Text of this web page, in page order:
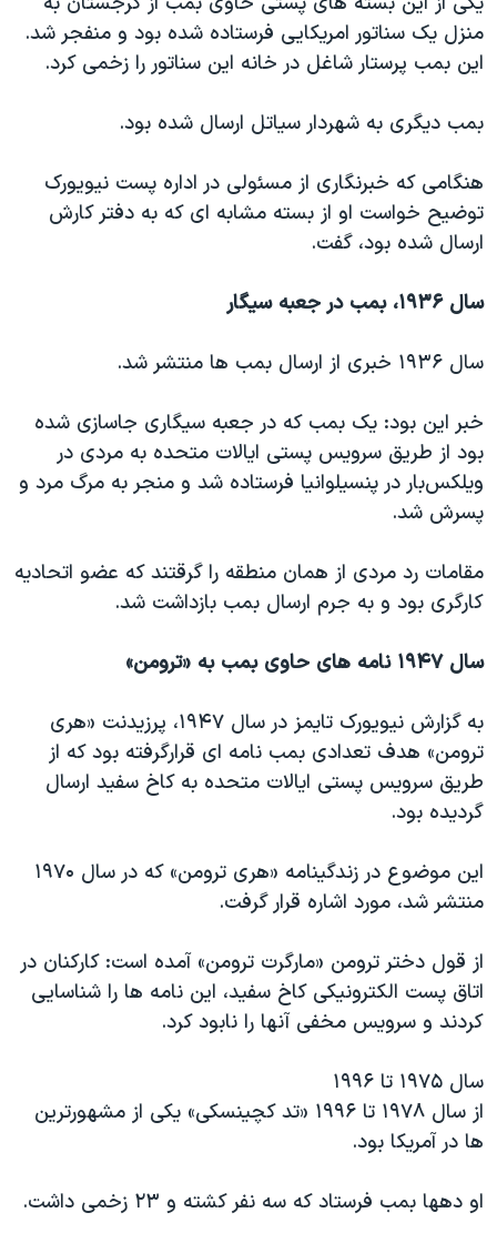
منزل یک سناتور امریکایی فرستاده شده بود و منفجر شد.
این بمب پرستار شاغل در خانه این سناتور را زخمی کرد.
بمب دیگری به شهردار سیاتل ارسال شده بود.
هنگامی که خبرنگاری از مسئولی در اداره پست نیویورک
توضیح خواست او از بسته مشابه ای که به دفتر کارش
ارسال شده بود، گفت.
سال ۱۹۳۶، بمب در جعبه سیگار
سال ۱۹۳۶ خبری از ارسال بمب ها منتشر شد.
خبر این بود: یک بمب که در جعبه سیگاری جاسازی شده
بود از طریق سرویس پستی ایالات متحده به مردی در
ویلکس‌بار در پنسیلوانیا فرستاده شد و منجر به مرگ مرد و
پسرش شد.
مقامات رد مردی از همان منطقه را گرقتند که عضو اتحادیه
کارگری بود و به جرم ارسال بمب بازداشت شد.
سال ۱۹۴۷ نامه های حاوی بمب به «ترومن»
به گزارش نیویورک تایمز در سال ۱۹۴۷، پرزیدنت «هری
ترومن» هدف تعدادی بمب نامه ای قرارگرفته بود که از
طریق سرویس پستی ایالات متحده به کاخ سفید ارسال
گردیده بود.
این موضوع در زندگینامه «هری ترومن» که در سال ۱۹۷۰
منتشر شد، مورد اشاره قرار گرفت.
از قول دختر ترومن «مارگرت ترومن» آمده است: کارکنان در
اتاق پست الکترونیکی کاخ سفید، این نامه ها را شناسایی
کردند و سرویس مخفی آنها را نابود کرد.
سال ۱۹۷۵ تا ۱۹۹۶
از سال ۱۹۷۸ تا ۱۹۹۶ «تد کچینسکی» یکی از مشهورترین
ها در آمریکا بود.
او دهها بمب فرستاد که سه نفر کشته و ۲۳ زخمی داشت.